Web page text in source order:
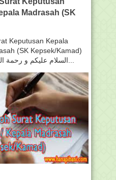
Madrasah (SK
Keputusan Kepala
(SK Kepsek/Kamad)